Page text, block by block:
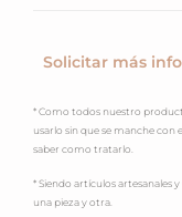
Solicitar más
* Como todos nuestro
usarlo sin que se manche con
saber como tratarlo.
* Siendo artículos artesanales
una pieza y otra.